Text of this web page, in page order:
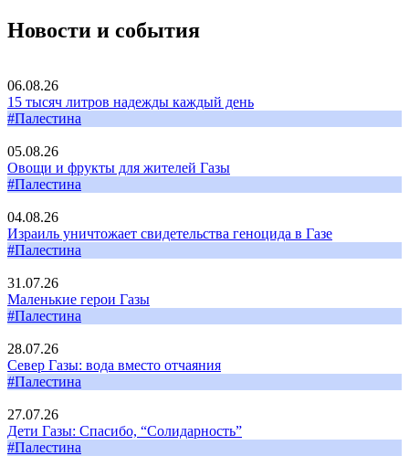
Новости и события
06.08.26
15 тысяч литров надежды каждый день
#Палестина
05.08.26
Овощи и фрукты для жителей Газы
#Палестина
04.08.26
Израиль уничтожает свидетельства геноцида в Газе
#Палестина
31.07.26
Маленькие герои Газы
#Палестина
28.07.26
Север Газы: вода вместо отчаяния
#Палестина
27.07.26
Дети Газы: Спасибо, “Солидарность”
#Палестина